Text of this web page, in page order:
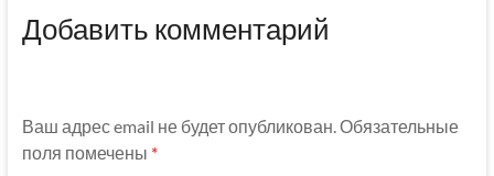
Добавить комментарий
Ваш адрес email не будет опубликован. Обязательные
поля помечены *